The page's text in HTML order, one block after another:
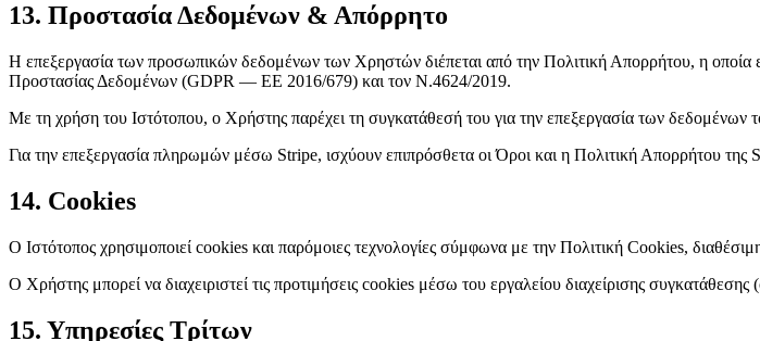
13. Προστασία Δεδομένων & Απόρρητο
Η επεξεργασία των προσωπικών δεδομένων των Χρηστών διέπεται από την Πολιτική Απορρήτου, η
Προστασίας Δεδομένων (GDPR — EE 2016/679) και τον Ν.4624/2019.
Με τη χρήση του Ιστότοπου, ο Χρήστης παρέχει τη συγκατάθεσή του για την επεξεργασία των
Για την επεξεργασία πληρωμών μέσω Stripe, ισχύουν επιπρόσθετα οι Όροι και η Πολιτική Απορρήτου της
14. Cookies
Ο Ιστότοπος χρησιμοποιεί cookies και παρόμοιες τεχνολογίες σύμφωνα με την Πολιτική Cookies,
Ο Χρήστης μπορεί να διαχειριστεί τις προτιμήσεις cookies μέσω του εργαλείου διαχείρισης
15. Υπηρεσίες Τρίτων